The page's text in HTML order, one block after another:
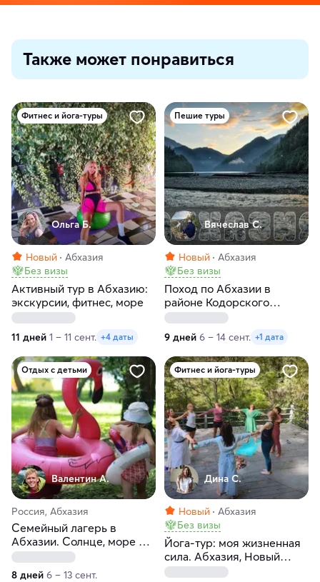
Также может понравиться
Фитнес и йога-туры
Ольга Б.
Новый
Абхазия
Без визы
Активный тур в Абхазию:
экскурсии, фитнес, море
11 дней 1 – 11 сент. +4 даты
Пешие туры
Вячеслав С.
Новый
Абхазия
Без визы
Поход по Абхазии в
районе Кодорского
ущелья
9 дней 6 – 14 сент. +1 дата
Отдых с детьми
Валентин А.
Россия, Абхазия
Семейный лагерь в
Абхазии. Солнце, море и
насыщенная программа
(3+)
8 дней 6 – 13 сент.
Фитнес и йога-туры
Дина С.
Новый
Абхазия
Без визы
Йога-тур: моя жизненная
сила. Абхазия, Новый
Афон